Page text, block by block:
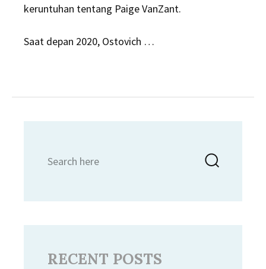
keruntuhan tentang Paige VanZant.
Saat depan 2020, Ostovich …
for:
RECENT POSTS